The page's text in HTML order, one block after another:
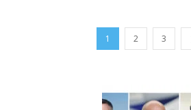
1 2 3